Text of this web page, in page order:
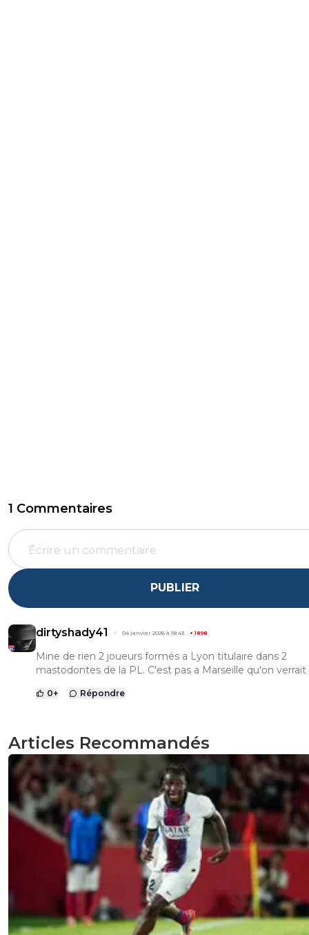
1 Commentaires
PUBLIER
dirtyshady41 04 janvier 2026 à 18:43 +1898
Mine de rien 2 joueurs formés a Lyon titulaire dans 2
mastodontes de la PL. C'est pas a Marseille qu'on verrait
0+ Répondre
Articles Recommandés